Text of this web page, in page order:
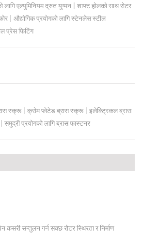
लागि एल्युमिनियम द्रुत युग्मन | शाफ्ट होलको साथ रोटर
| औद्योगिक प्रयोगको लागि स्टेनलेस स्टील
प्रेस फिटिंग
स्क्रू | क्रोम प्लेटेड ब्रास स्क्रू | इलेक्ट्रिकल ब्रास
| समुद्री प्रयोगको लागि ब्रास फास्टनर
कसरी सन्तुलन गर्न सक्छ रोटर स्थिरता र निर्माण